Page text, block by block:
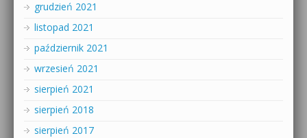
grudzień 2021
listopad 2021
październik 2021
wrzesień 2021
sierpień 2021
sierpień 2018
sierpień 2017